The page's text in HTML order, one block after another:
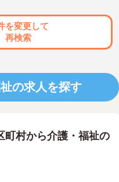
を変更して
再検索
の求人を探す
町村から介護・福祉の